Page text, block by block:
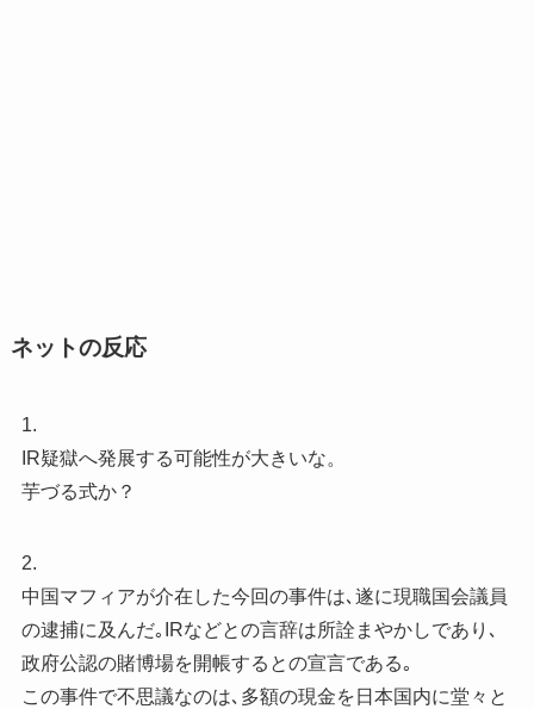
ネットの反応
1.
IR疑獄へ発展する可能性が大きいな。
芋づる式か？
2.
中国マフィアが介在した今回の事件は､遂に現職国会議員
の逮捕に及んだ｡IRなどとの言辞は所詮まやかしであり､
政府公認の賭博場を開帳するとの宣言である｡
この事件で不思議なのは､多額の現金を日本国内に堂々と